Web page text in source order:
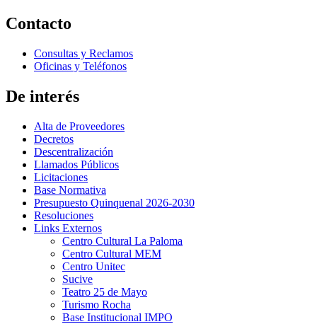
Contacto
Consultas y Reclamos
Oficinas y Teléfonos
De interés
Alta de Proveedores
Decretos
Descentralización
Llamados Públicos
Licitaciones
Base Normativa
Presupuesto Quinquenal 2026-2030
Resoluciones
Links Externos
Centro Cultural La Paloma
Centro Cultural MEM
Centro Unitec
Sucive
Teatro 25 de Mayo
Turismo Rocha
Base Institucional IMPO